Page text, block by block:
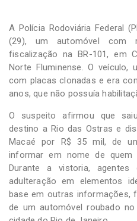
A Polícia Rodoviária Federal
(29), um automóvel com
fiscalização na BR-101, em
Norte Fluminense. O veículo,
com placas clonadas e era
anos, que não possuía
O suspeito afirmou que
destino a Rio das Ostras e
Macaé por R$ 35 mil, de
informar em nome de quem
Durante a vistoria,
adulteração em elementos
base em outras informações,
de um automóvel roubado